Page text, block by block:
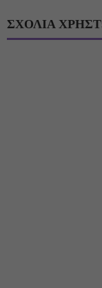
ΣΧΟΛΙΑ